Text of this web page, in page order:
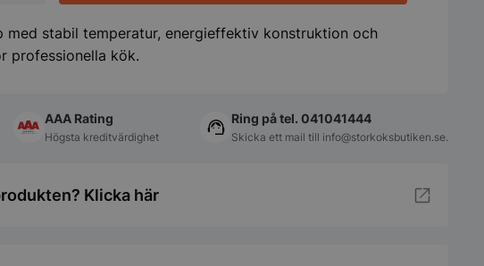
med stabil temperatur, energieffektiv konstruktion och
professionella kök.
AAA Rating
Högsta kreditvärdighet
Ring på tel. 041041444
Skicka ett mail till info@storkoksbutiken.se.
Klicka här